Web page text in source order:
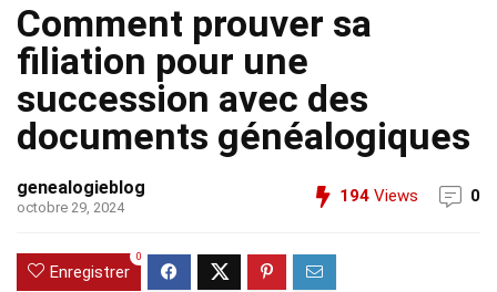
Comment prouver sa
filiation pour une
succession avec des
documents généalogiques
genealogieblog
octobre 29, 2024
194 Views 0
Enregistrer
0